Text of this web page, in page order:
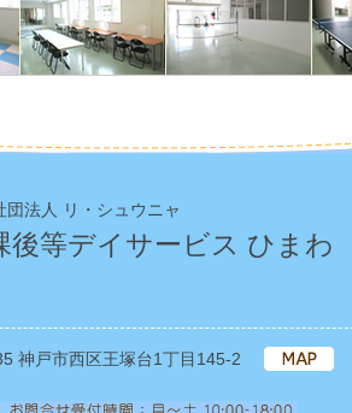
団法人 リ・シュウニャ
後等デイサービス ひまわ
神戸市西区王塚台1丁目145-2